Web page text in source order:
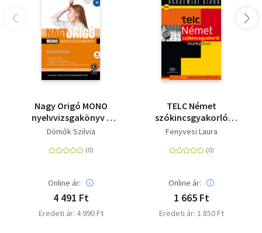
Nagy Origó MONO
nyelvvizsgakönyv -
Német középfok (B2) -
Dömők Szilvia
Online ár:
4 491 Ft
Eredeti ár: 4 990 Ft
TELC Német
szókincsgyakorló
munkafüzet B1- B2
a telc Német
2012
Fenyvesi Laura
Online ár:
1 665 Ft
Eredeti ár: 1 850 Ft